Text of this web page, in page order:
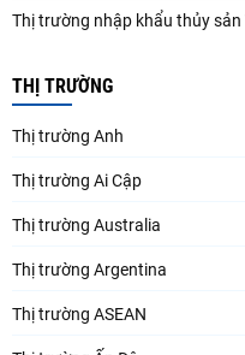
Thị trường nhập khẩu thủy
THỊ TRƯỜNG
Thị trường Anh
Thị trường Ai Cập
Thị trường Australia
Thị trường Argentina
Thị trường ASEAN